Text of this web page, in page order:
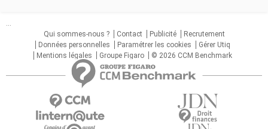
...
Qui sommes-nous ?
Contact Publicité
Recrutement
Données personnelles
Paramétrer les cookies
Gérer Utiq
Mentions légales
Groupe Figaro © 2026 CCM Benchmark